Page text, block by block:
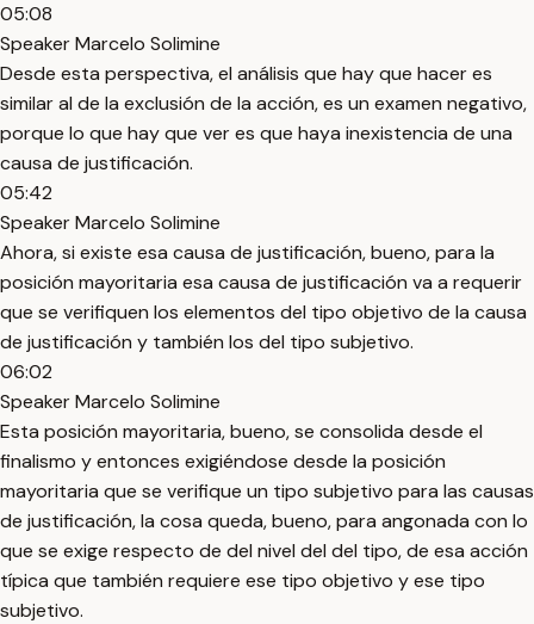
05:08
Speaker Marcelo Solimine
Desde esta perspectiva, el análisis que hay que hacer es
similar al de la exclusión de la acción, es un examen negativo,
porque lo que hay que ver es que haya inexistencia de una
causa de justificación.
05:42
Speaker Marcelo Solimine
Ahora, si existe esa causa de justificación, bueno, para la
posición mayoritaria esa causa de justificación va a requerir
que se verifiquen los elementos del tipo objetivo de la causa
de justificación y también los del tipo subjetivo.
06:02
Speaker Marcelo Solimine
Esta posición mayoritaria, bueno, se consolida desde el
finalismo y entonces exigiéndose desde la posición
mayoritaria que se verifique un tipo subjetivo para las causas
de justificación, la cosa queda, bueno, para angonada con lo
que se exige respecto de del nivel del del tipo, de esa acción
típica que también requiere ese tipo objetivo y ese tipo
subjetivo.